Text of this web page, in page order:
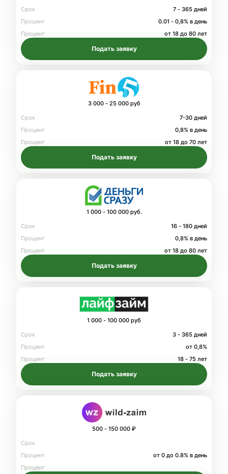
Срок
7 - 365 дней
Процент
0.01 - 0,8% в день
Процент
от 18 до 80 лет
Подать заявку
3 000 - 25 000 руб
Срок
7-30 дней
Процент
0,8% в день
Процент
от 18 до 70 лет
Подать заявку
1 000 - 100 000 руб.
Срок
16 - 180 дней
Процент
0,8% в день
Процент
от 18 до 80 лет
Подать заявку
1 000 - 100 000 руб
Срок
3 - 365 дней
Процент
от 0,8%
Процент
18 - 75 лет
Подать заявку
500 - 150 000 ₽
Срок
Процент
от 0 до 0.8% в день
Процент